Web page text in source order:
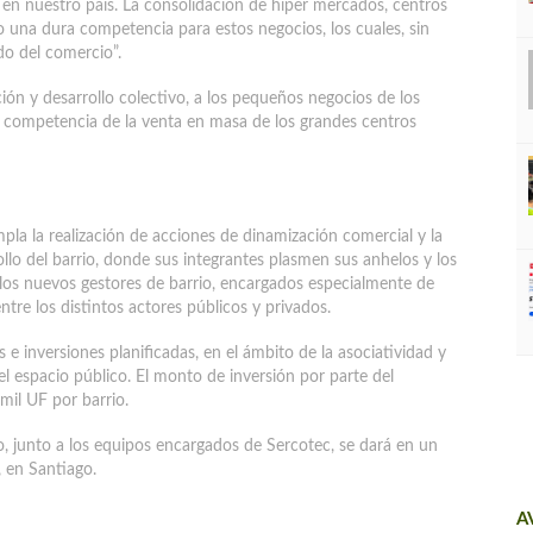
nuestro país. La consolidación de híper mercados, centros
dura competencia para estos negocios, los cuales, sin
del comercio”.
y desarrollo colectivo, a los pequeños negocios de los
de la venta en masa de los grandes centros
la realización de acciones de dinamización comercial y la
del barrio, donde sus integrantes plasmen sus anhelos y los
nuevos gestores de barrio, encargados especialmente de
los distintos actores públicos y privados.
inversiones planificadas, en el ámbito de la asociatividad y
público. El monto de inversión por parte del
UF por barrio.
a los equipos encargados de Sercotec, se dará en un
en Santiago.